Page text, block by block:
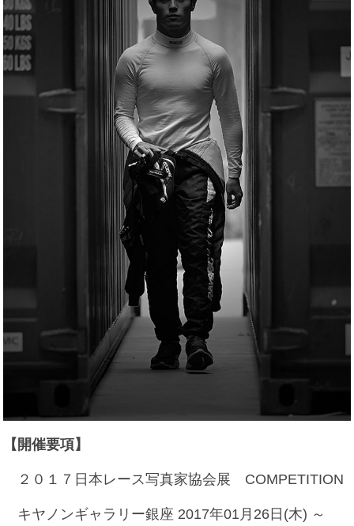
【開催要項】
２０１７日本レース写真家協会展 COMPETITION
キヤノンギャラリー銀座 2017年01月26日(木) ～